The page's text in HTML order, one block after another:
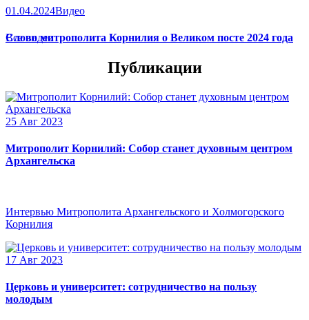
01.04.2024Видео
Слово митрополита Корнилия о Великом посте 2024 года
Все видео
Публикации
25 Авг 2023
Митрополит Корнилий: Собор станет духовным центром
Архангельска
Интервью Митрополита Архангельского и Холмогорского
Корнилия
17 Авг 2023
Церковь и университет: сотрудничество на пользу
молодым